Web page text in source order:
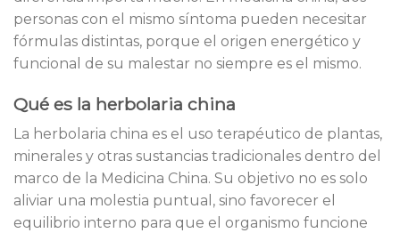
personas con el mismo síntoma pueden necesitar
fórmulas distintas, porque el origen energético y
funcional de su malestar no siempre es el mismo.
Qué es la herbolaria china
La herbolaria china es el uso terapéutico de plantas,
minerales y otras sustancias tradicionales dentro del
marco de la Medicina China. Su objetivo no es solo
aliviar una molestia puntual, sino favorecer el
equilibrio interno para que el organismo funcione